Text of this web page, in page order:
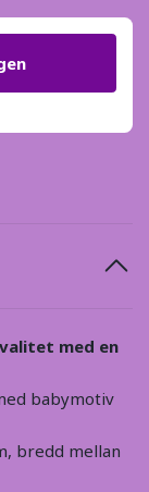
med en
babymotiv
bredd mellan